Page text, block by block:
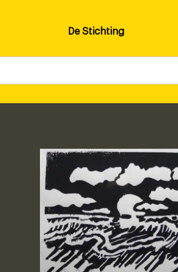
De Stichting